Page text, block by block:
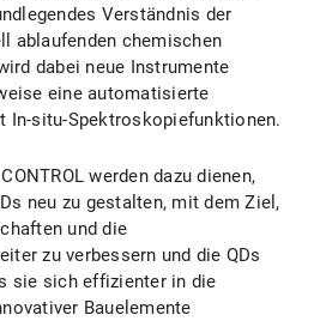
Verständnis der
ablaufenden chemischen
dabei neue Instrumente
eine automatisierte
In-situ-Spektroskopiefunktionen.
werden dazu dienen,
neu zu gestalten, mit dem Ziel,
und die
zu verbessern und die QDs
sie sich effizienter in die
Bauelemente